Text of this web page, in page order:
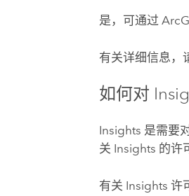
是，可通过
有关详细信息，
如何对
Insights 是需要
关 Insights 的许
有关 Insights 许